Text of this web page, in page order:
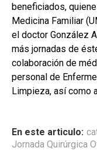
beneficiados,
Medicina Familiar
el doctor González
más jornadas de
colaboración de
personal de
Limpieza, así como
En este articulo:
Jornada Quirúrgica